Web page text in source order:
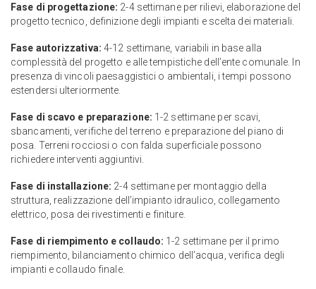
Fase di progettazione: 2-4 settimane per rilievi, elaborazione del
progetto tecnico, definizione degli impianti e scelta dei materiali.
Fase autorizzativa: 4-12 settimane, variabili in base alla
complessità del progetto e alle tempistiche dell’ente comunale. In
presenza di vincoli paesaggistici o ambientali, i tempi possono
estendersi ulteriormente.
Fase di scavo e preparazione: 1-2 settimane per scavi,
sbancamenti, verifiche del terreno e preparazione del piano di
posa. Terreni rocciosi o con falda superficiale possono
richiedere interventi aggiuntivi.
Fase di installazione: 2-4 settimane per montaggio della
struttura, realizzazione dell’impianto idraulico, collegamento
elettrico, posa dei rivestimenti e finiture.
Fase di riempimento e collaudo: 1-2 settimane per il primo
riempimento, bilanciamento chimico dell’acqua, verifica degli
impianti e collaudo finale.